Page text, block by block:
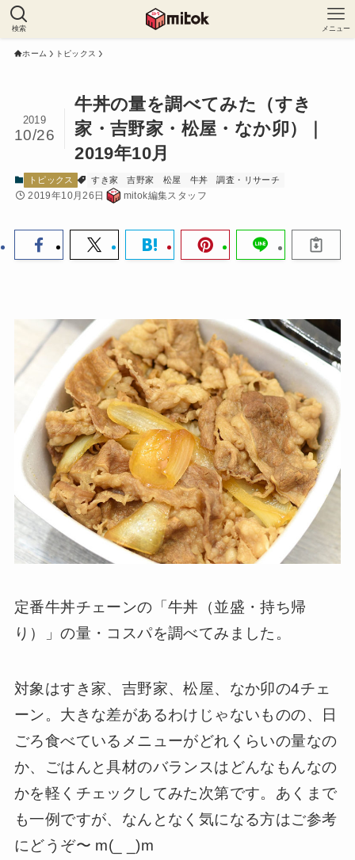
検索 メニュー
ホーム トピックス
牛丼の量を調べてみた（すき
家・吉野家・松屋・なか卯）｜
2019年10月
2019
10/26
トピックス すき家 吉野家 松屋 牛丼 調査・リサーチ
2019年10月26日 mitok編集スタッフ
定番牛丼チェーンの「牛丼（並盛・持ち帰
り）」の量・コスパを調べてみました。
対象はすき家、吉野家、松屋、なか卯の4チェ
ーン。大きな差があるわけじゃないものの、日
ごろ食べているメニューがどれくらいの量なの
か、ごはんと具材のバランスはどんなもんなの
かを軽くチェックしてみた次第です。あくまで
も一例ですが、なんとなく気になる方はご参考
にどうぞ〜 m(_ _)m